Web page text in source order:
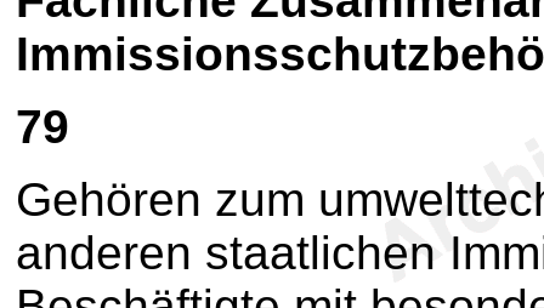
79
Gehören zum
anderen staatlichen